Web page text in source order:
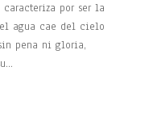
caracteriza por ser la
agua cae del cielo
pena ni gloria,